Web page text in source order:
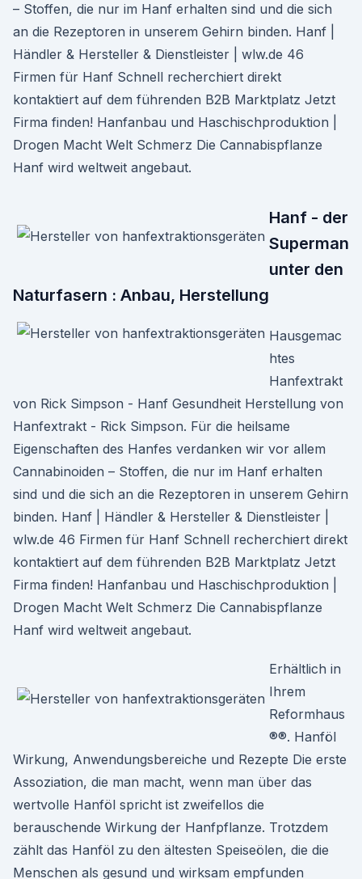
– Stoffen, die nur im Hanf erhalten sind und die sich
an die Rezeptoren in unserem Gehirn binden. Hanf |
Händler & Hersteller & Dienstleister | wlw.de 46
Firmen für Hanf Schnell recherchiert direkt
kontaktiert auf dem führenden B2B Marktplatz Jetzt
Firma finden! Hanfanbau und Haschischproduktion |
Drogen Macht Welt Schmerz Die Cannabispflanze
Hanf wird weltweit angebaut.
Hanf - der
Superman
unter den
Naturfasern : Anbau, Herstellung
Hausgemac
htes
Hanfextrakt
von Rick Simpson - Hanf Gesundheit Herstellung von
Hanfextrakt - Rick Simpson. Für die heilsame
Eigenschaften des Hanfes verdanken wir vor allem
Cannabinoiden – Stoffen, die nur im Hanf erhalten
sind und die sich an die Rezeptoren in unserem Gehirn
binden. Hanf | Händler & Hersteller & Dienstleister |
wlw.de 46 Firmen für Hanf Schnell recherchiert direkt
kontaktiert auf dem führenden B2B Marktplatz Jetzt
Firma finden! Hanfanbau und Haschischproduktion |
Drogen Macht Welt Schmerz Die Cannabispflanze
Hanf wird weltweit angebaut.
Erhältlich in
Ihrem
Reformhaus
®®. Hanföl
Wirkung, Anwendungsbereiche und Rezepte Die erste
Assoziation, die man macht, wenn man über das
wertvolle Hanföl spricht ist zweifellos die
berauschende Wirkung der Hanfpflanze. Trotzdem
zählt das Hanföl zu den ältesten Speiseölen, die die
Menschen als gesund und wirksam empfunden